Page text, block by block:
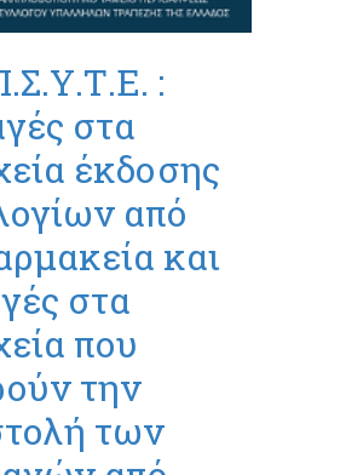
:
στα
έκδοσης
από
και
στα
που
την
των